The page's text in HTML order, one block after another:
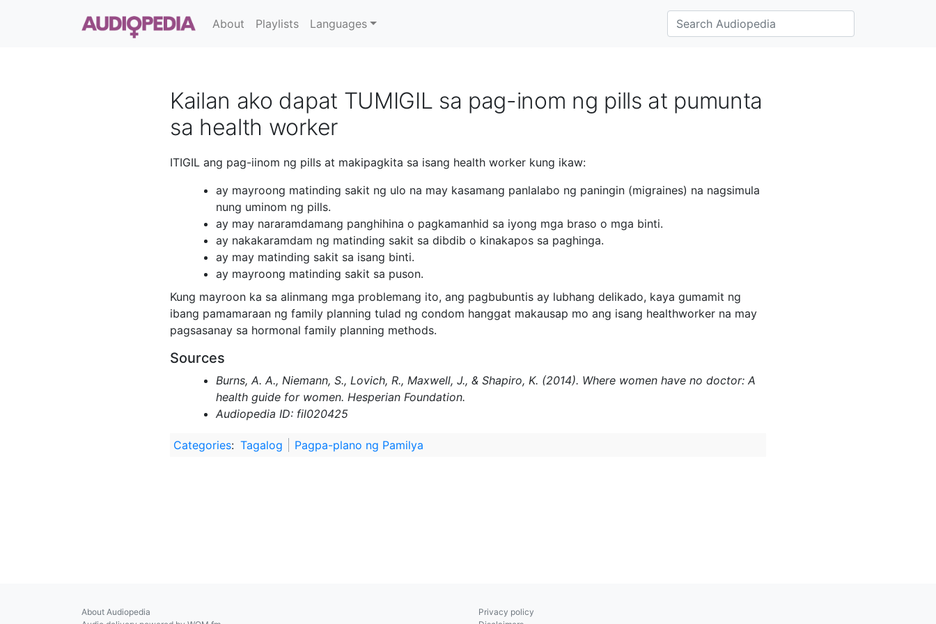
About Playlists Languages
Kailan ako dapat TUMIGIL sa pag-inom ng pills at pumunta
sa health worker
ITIGIL ang pag-iinom ng pills at makipagkita sa isang health worker kung ikaw:
ay mayroong matinding sakit ng ulo na may kasamang panlalabo ng paningin (migraines) na nagsimula
nung uminom ng pills.
ay may nararamdamang panghihina o pagkamanhid sa iyong mga braso o mga binti.
ay nakakaramdam ng matinding sakit sa dibdib o kinakapos sa paghinga.
ay may matinding sakit sa isang binti.
ay mayroong matinding sakit sa puson.
Kung mayroon ka sa alinmang mga problemang ito, ang pagbubuntis ay lubhang delikado, kaya gumamit ng
ibang pamamaraan ng family planning tulad ng condom hanggat makausap mo ang isang healthworker na may
pagsasanay sa hormonal family planning methods.
Sources
Burns, A. A., Niemann, S., Lovich, R., Maxwell, J., & Shapiro, K. (2014). Where women have no doctor: A
health guide for women. Hesperian Foundation.
Audiopedia ID: fil020425
Categories: Tagalog Pagpa-plano ng Pamilya
About Audiopedia
Privacy policy